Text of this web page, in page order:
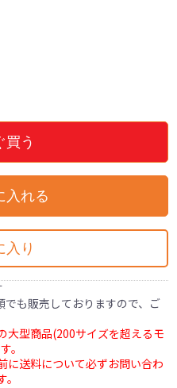
買う
入れる
入り
も販売しておりますので、ご
大型商品(200サイズを超えるモ
。
に送料について必ずお問い合わ